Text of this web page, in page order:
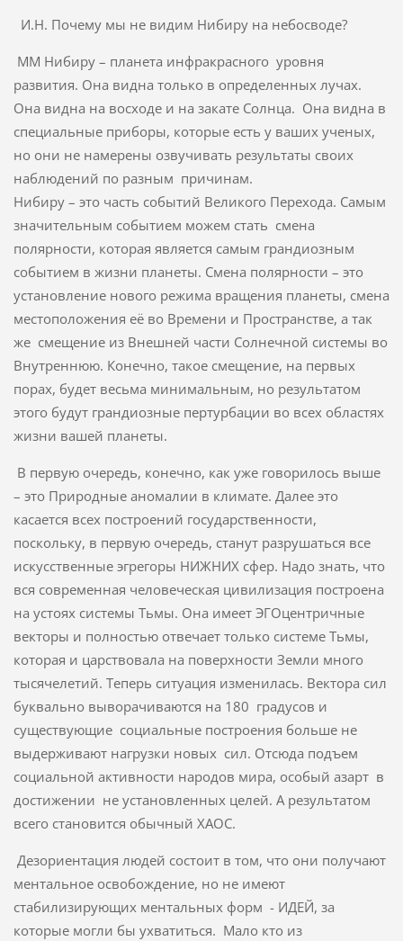
И.Н. Почему мы не видим Нибиру на небосводе?
ММ Нибиру – планета инфракрасного уровня
развития. Она видна только в определенных лучах.
Она видна на восходе и на закате Солнца. Она видна в
специальные приборы, которые есть у ваших ученых,
но они не намерены озвучивать результаты своих
наблюдений по разным причинам.
Нибиру – это часть событий Великого Перехода. Самым
значительным событием можем стать смена
полярности, которая является самым грандиозным
событием в жизни планеты. Смена полярности – это
установление нового режима вращения планеты, смена
местоположения её во Времени и Пространстве, а так
же смещение из Внешней части Солнечной системы во
Внутреннюю. Конечно, такое смещение, на первых
порах, будет весьма минимальным, но результатом
этого будут грандиозные пертурбации во всех областях
жизни вашей планеты.
В первую очередь, конечно, как уже говорилось выше
– это Природные аномалии в климате. Далее это
касается всех построений государственности,
поскольку, в первую очередь, станут разрушаться все
искусственные эгрегоры НИЖНИХ сфер. Надо знать, что
вся современная человеческая цивилизация построена
на устоях системы Тьмы. Она имеет ЭГОцентричные
векторы и полностью отвечает только системе Тьмы,
которая и царствовала на поверхности Земли много
тысячелетий. Теперь ситуация изменилась. Вектора сил
буквально выворачиваются на 180 градусов и
существующие социальные построения больше не
выдерживают нагрузки новых сил. Отсюда подъем
социальной активности народов мира, особый азарт в
достижении не установленных целей. А результатом
всего становится обычный ХАОС.
Дезориентация людей состоит в том, что они получают
ментальное освобождение, но не имеют
стабилизирующих ментальных форм - ИДЕЙ, за
которые могли бы ухватиться. Мало кто из